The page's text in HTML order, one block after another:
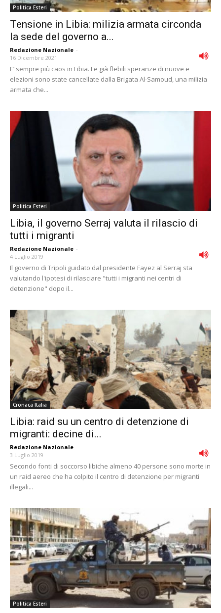
Politica Esteri
Tensione in Libia: milizia armata circonda
la sede del governo a...
Redazione Nazionale -
16 Dicembre 2021
E’ sempre più caos in Libia. Le già flebili speranze di nuove e
elezioni sono state cancellate dalla Brigata Al-Samoud, una milizia
armata che...
Politica Esteri
Libia, il governo Serraj valuta il rilascio di
tutti i migranti
Redazione Nazionale -
4 Luglio 2019
Il governo di Tripoli guidato dal presidente Fayez al Serraj sta
valutando l'ipotesi di rilasciare "tutti i migranti nei centri di
detenzione" dopo il...
Cronaca Italia
Libia: raid su un centro di detenzione di
migranti: decine di...
Redazione Nazionale -
3 Luglio 2019
Secondo fonti di soccorso libiche almeno 40 persone sono morte in
un raid aereo che ha colpito il centro di detenzione per migranti
illegali...
Politica Esteri